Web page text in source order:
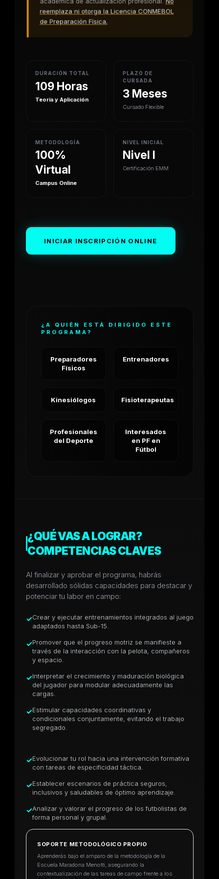
reemplaza ni otorga la Licencia CONMEBOL
de Preparación Física.
DURACIÓN TOTAL
109 Horas
Teoría y Aplicación
PLAZO DE
CURSADA
3 Meses
Cursado Flexible
METODOLOGÍA
100%
Virtual
Campus Online
NIVEL INICIAL
Nivel I
Certificación EMM
INICIAR INSCRIPCIÓN ONLINE
¿A QUIÉN ESTÁ DIRIGIDO ESTE
PROGRAMA?
Preparadores
Físicos
Entrenadores
Kinesiólogos Fisioterapeutas
Profesionales
del Deporte
Interesados
en PF en
Fútbol
¿QUÉ VAS A LOGRAR?
COMPETENCIAS CLAVES
Al finalizar y aprobar el programa, habrás
desarrollado sólidas capacidades para destacar y
potenciar tu labor en campo:
✓Crear y ejecutar entrenamientos integrados al juego
adaptados hasta Sub-15.
✓Promover que el progreso motriz se manifieste a
través de la interacción con la pelota, compañeros
y espacio.
✓Interpretar el crecimiento y maduración biológica
del jugador para modular adecuadamente las
cargas.
✓Estimular capacidades coordinativas y
condicionales conjuntamente, evitando el trabajo
segregado.
✓Evolucionar tu rol hacia una intervención formativa
con tareas de especificidad táctica.
✓Establecer escenarios de práctica seguros,
inclusivos y saludables de óptimo aprendizaje.
✓Analizar y valorar el progreso de los futbolistas de
forma personal y grupal.
SOPORTE METODOLÓGICO PROPIO
Aprenderás bajo el amparo de la metodología de la
Escuela Maradona Menotti, asegurando la
contextualización de las tareas de campo frente a los